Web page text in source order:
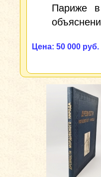
Париже
Цена: 50 000 руб.